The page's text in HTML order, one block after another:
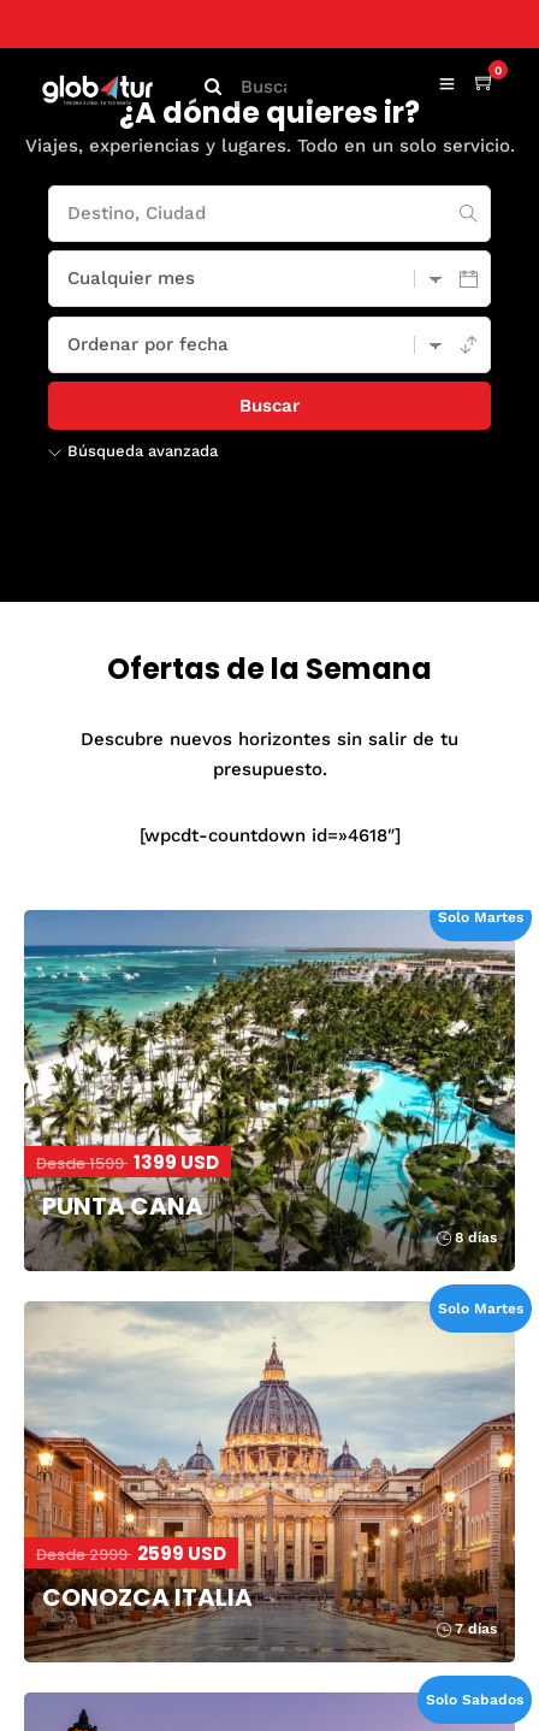
0
¿A dónde quieres ir?
Viajes, experiencias y lugares. Todo en un solo servicio.
Búsqueda avanzada
Ofertas de la Semana
Descubre nuevos horizontes sin salir de tu
presupuesto.
[wpcdt-countdown id=»4618″]
Solo Martes
Desde 1599 1399 USD
PUNTA CANA
8 días
Solo Martes
Desde 2999 2599 USD
CONOZCA ITALIA
7 días
Solo Sabados